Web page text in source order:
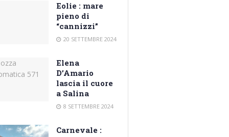
Eolie : mare
pieno di
“cannizzi”
20 SETTEMBRE 2024
Elena
D’Amario
lascia il cuore
a Salina
8 SETTEMBRE 2024
Carnevale :